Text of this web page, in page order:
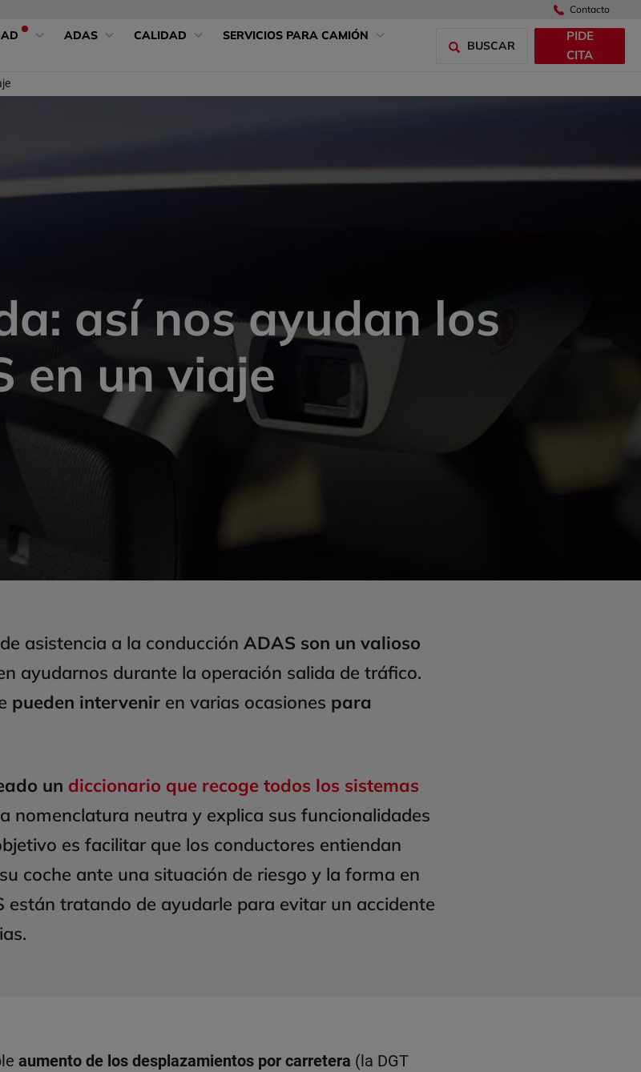
Contacto
ADAS CALIDAD
SERVICIOS PARA CAMIÓN
BUSCAR
PIDE
CITA
así nos ayudan los
en un viaje
asistencia a la conducción ADAS son un valioso
ayudarnos durante la operación salida de tráfico.
pueden intervenir en varias ocasiones para
un diccionario que recoge todos los sistemas
nomenclatura neutra y explica sus funcionalidades
es facilitar que los conductores entiendan
coche ante una situación de riesgo y la forma en
están tratando de ayudarle para evitar un accidente
aumento de los desplazamientos por carretera (la DGT